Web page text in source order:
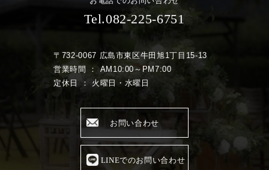
Tel.082-225-6751
〒732-0067 広島市東区牛田旭1丁目15-13
営業時間 ： AM10:00～PM7:00
定休日 ： 火曜日・水曜日
お問い合わせ
LINEでのお問い合わせ